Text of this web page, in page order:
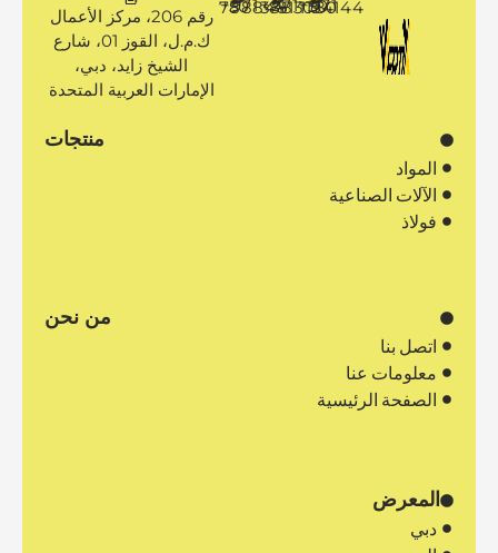
+971 50 1194144
+971 4 3883080
+971 50 7888481
رقم 206، مركز الأعمال
ك.م.ل، القوز 01، شارع
الشيخ زايد، دبي،
الإمارات العربية المتحدة
منتجات
المواد
الآلات الصناعية
فولاذ
من نحن
اتصل بنا
معلومات عنا
الصفحة الرئيسية
المعرض
دبي